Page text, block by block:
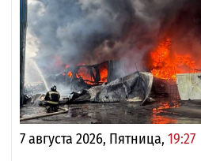
7 августа 2026, Пятница, 19:27